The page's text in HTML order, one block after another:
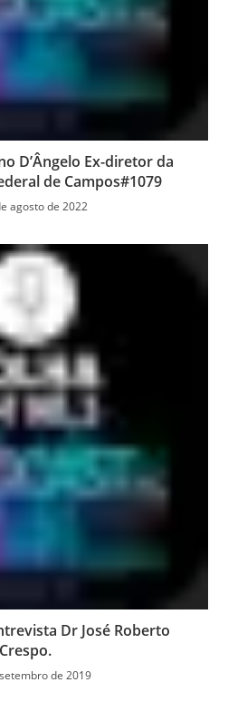
D’Ângelo Ex-diretor da
de Campos#1079
agosto de 2022
Dr José Roberto
Crespo.
de 2019